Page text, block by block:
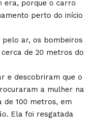
era, porque o carro
perto do início
pelo ar, os bombeiros
de 20 metros do
e descobriram que o
a mulher na
de 100 metros, em
Ela foi resgatada